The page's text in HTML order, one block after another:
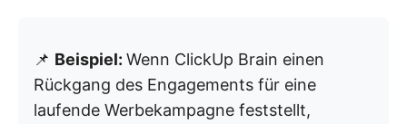
📌 Beispiel: Wenn ClickUp Brain einen
Rückgang des Engagements für eine
laufende Werbekampagne feststellt,